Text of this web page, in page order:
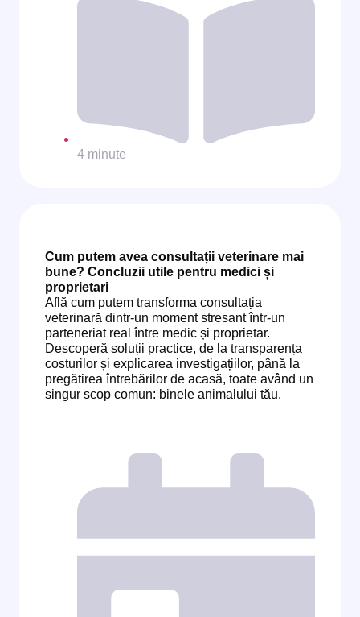
4 minute
Cum putem avea consultații veterinare mai
bune? Concluzii utile pentru medici și
proprietari
Află cum putem transforma consultația
veterinară dintr-un moment stresant într-un
parteneriat real între medic și proprietar.
Descoperă soluții practice, de la transparența
costurilor și explicarea investigațiilor, până la
pregătirea întrebărilor de acasă, toate având un
singur scop comun: binele animalului tău.